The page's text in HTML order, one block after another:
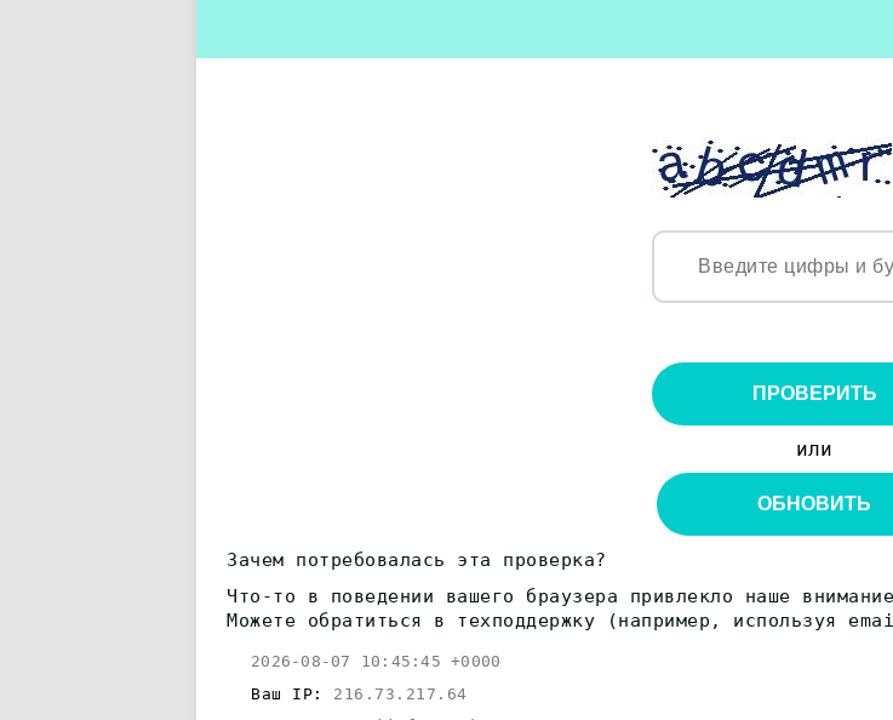
ПРОВЕРИТЬ
или
ОБНОВИТЬ
Зачем потребовалась эта проверка?
Что-то в поведении вашего браузера привлекло наше
Можете обратиться в техподдержку (например, используя
2026-08-07 10:45:45 +0000
Ваш IP: 216.73.217.64